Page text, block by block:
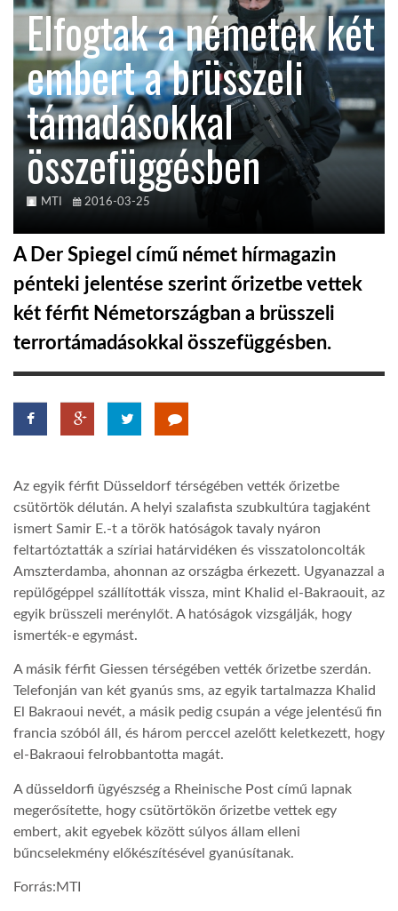
KÖZEL-KELET
AUSZTRÁLIA
A VILÁG ITTHON
TROPICALMAGAZIN
GLOBOTV
AFRIKA TUDÁSTÁR
A NAP SZÉPE
LINKTR.EE
LATIMO.HU
GLOBOBOOK
Elfogtak a németek két
embert a brüsszeli
támadásokkal
összefüggésben
MTI 2016-03-25
A Der Spiegel című német hírmagazin
pénteki jelentése szerint őrizetbe vettek
két férfit Németországban a brüsszeli
terrortámadásokkal összefüggésben.
Az egyik férfit Düsseldorf térségében vették őrizetbe
csütörtök délután. A helyi szalafista szubkultúra tagjaként
ismert Samir E.-t a török hatóságok tavaly nyáron
feltartóztatták a szíriai határvidéken és visszatoloncolták
Amszterdamba, ahonnan az országba érkezett. Ugyanazzal a
repülőgéppel szállították vissza, mint Khalid el-Bakraouit, az
egyik brüsszeli merénylőt. A hatóságok vizsgálják, hogy
ismerték-e egymást.
A másik férfit Giessen térségében vették őrizetbe szerdán.
Telefonján van két gyanús sms, az egyik tartalmazza Khalid
El Bakraoui nevét, a másik pedig csupán a vége jelentésű fin
francia szóból áll, és három perccel azelőtt keletkezett, hogy
el-Bakraoui felrobbantotta magát.
A düsseldorfi ügyészség a Rheinische Post című lapnak
megerősítette, hogy csütörtökön őrizetbe vettek egy
embert, akit egyebek között súlyos állam elleni
bűncselekmény előkészítésével gyanúsítanak.
Forrás:MTI